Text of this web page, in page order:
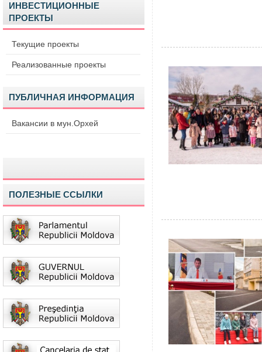
ИНВЕСТИЦИОННЫЕ
ПРОЕКТЫ
Текущие проекты
Реализованные проекты
ПУБЛИЧНАЯ ИНФОРМАЦИЯ
Вакансии в мун.Орхей
ПОЛЕЗНЫЕ ССЫЛКИ